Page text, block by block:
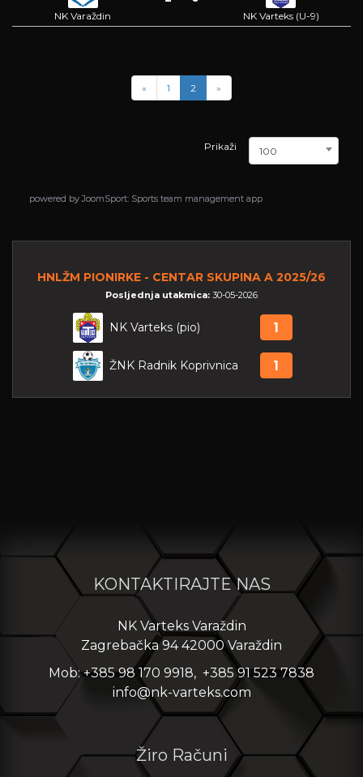
NK Varaždin NK Varteks (U-9)
« 1 2 »
Prikaži 100
powered byJoomSport: Sports team management app
powered byJoomSport: Sports team management app
HNLŽM PIONIRKE - CENTAR SKUPINA A 2025/26
Posljednja utakmica: 30-05-2026
NK Varteks (pio) 1
ŽNK Radnik Koprivnica 1
KONTAKTIRAJTE NAS
NK Varteks Varaždin
Zagrebačka 94 42000 Varaždin
Mob: +385 98 170 9918, +385 91 523 7838
info@nk-varteks.com
Žiro Računi